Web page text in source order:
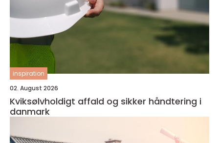
inspiration
02. August 2026
Kviksølvholdigt affald og sikker håndtering i
danmark